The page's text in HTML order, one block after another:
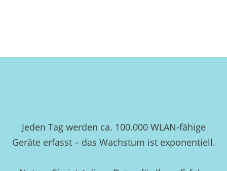
Jeden Tag werden ca. 100.000 WLAN-fähige
Geräte erfasst – das Wachstum ist exponentiell.